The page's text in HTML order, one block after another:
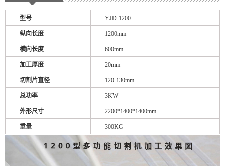
型号 YJD-1200
纵向长度 1200mm
横向长度 600mm
加工厚度 20mm
切割片直径 120-130mm
总功率 3KW
外形尺寸 2200*1400*1400mm
重量 300KG